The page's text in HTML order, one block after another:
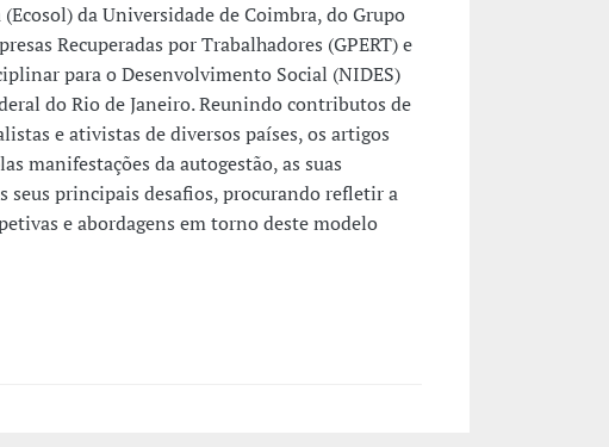
da Universidade de Coimbra, do Grupo
Recuperadas por Trabalhadores (GPERT) e
para o Desenvolvimento Social (NIDES)
do Rio de Janeiro. Reunindo contributos de
e ativistas de diversos países, os artigos
manifestações da autogestão, as suas
seus principais desafios, procurando refletir a
e abordagens em torno deste modelo